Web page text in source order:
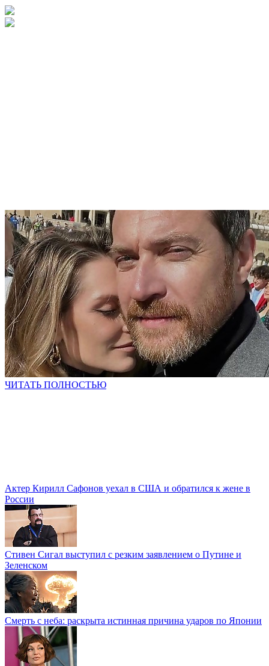
ЧИТАТЬ ПОЛНОСТЬЮ
Актер Кирилл Сафонов уехал в США и обратился к жене в
России
Стивен Сигал выступил с резким заявлением о Путине и
Зеленском
Смерть с неба: раскрыта истинная причина ударов по Японии